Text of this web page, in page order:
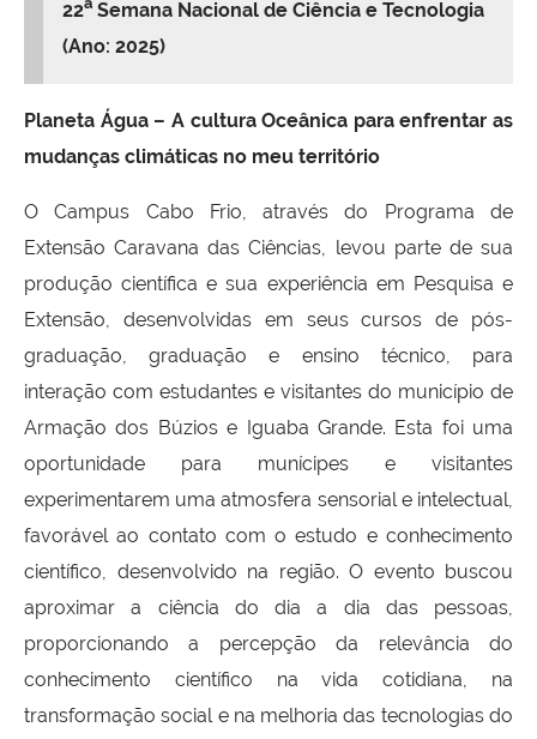
22 Semana Nacional de Ciência e Tecnologia
(Ano: 2025)
Planeta Água – A cultura Oceânica para enfrentar as
mudanças climáticas no meu território
O Campus Cabo Frio, através do Programa de
Extensão Caravana das Ciências, levou parte de sua
produção científica e sua experiência em Pesquisa e
Extensão, desenvolvidas em seus cursos de pós-
graduação, graduação e ensino técnico, para
interação com estudantes e visitantes do município de
Armação dos Búzios e Iguaba Grande. Esta foi uma
oportunidade para munícipes e visitantes
experimentarem uma atmosfera sensorial e intelectual,
favorável ao contato com o estudo e conhecimento
científico, desenvolvido na região. O evento buscou
aproximar a ciência do dia a dia das pessoas,
proporcionando a percepção da relevância do
conhecimento científico na vida cotidiana, na
transformação social e na melhoria das tecnologias do